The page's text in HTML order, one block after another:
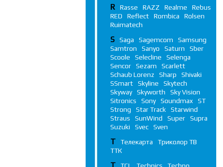
R Rasse RAZZ Realme
Rebus
RED
Reflect Rombica
Rolsen
Ruimatech
S Saga Sagemcom
Samsung
Samtron
Sanyo Saturn
Sber
Scoole
Selecline
Selenga
Sencor
Sezam
Scarlett
Schaub Lorenz
Sharp
Shivaki
SSmart
Skyline
Skytech
Skyway
Skyworth
Sky Vision
Sitronics
Sony Soundmax
ST
Strong
Star Track
Starwind
Straus
SunWind Super
Supra
Suzuki
Svec Sven
Т Телекарта
Триколор ТВ
ТТК